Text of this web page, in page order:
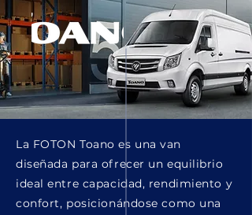
La FOTON Toano es una van
diseñada para ofrecer un equilibrio
ideal entre capacidad, rendimiento y
confort, posicionándose como una